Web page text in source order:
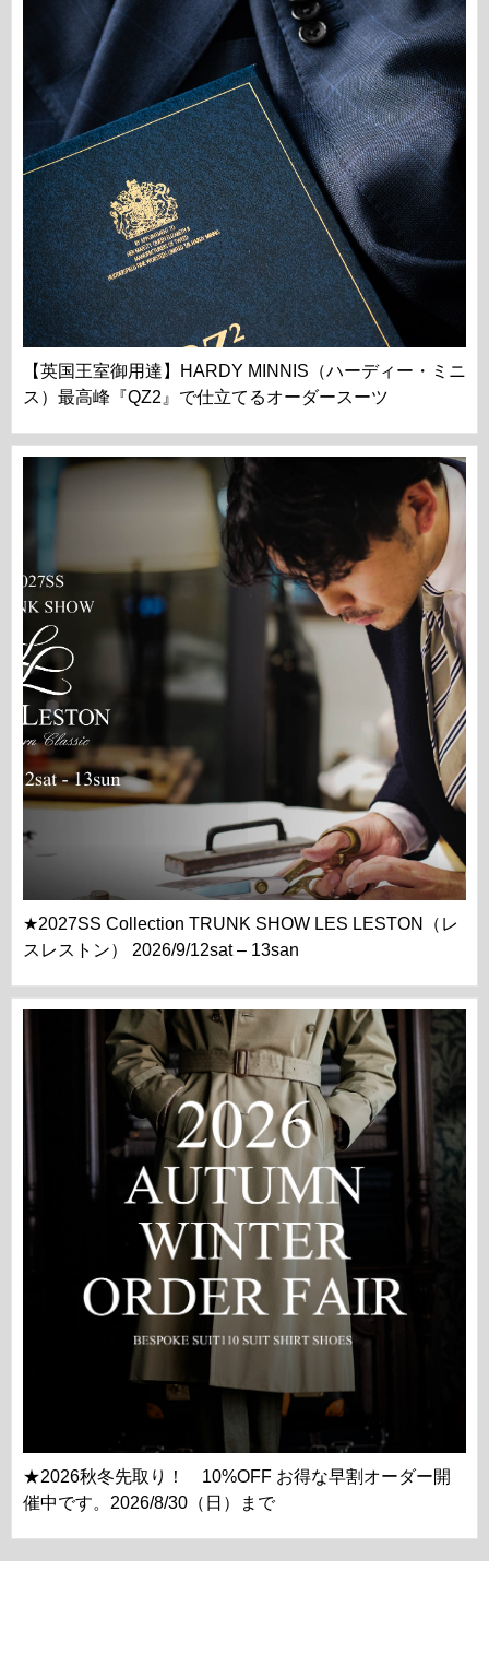
【英国王室御用達】HARDY MINNIS（ハーディー・ミニ
ス）最高峰『QZ2』で仕立てるオーダースーツ
★2027SS Collection TRUNK SHOW LES LESTON（レ
スレストン） 2026/9/12sat – 13san
★2026秋冬先取り！ 10%OFF お得な早割オーダー開
催中です。2026/8/30（日）まで